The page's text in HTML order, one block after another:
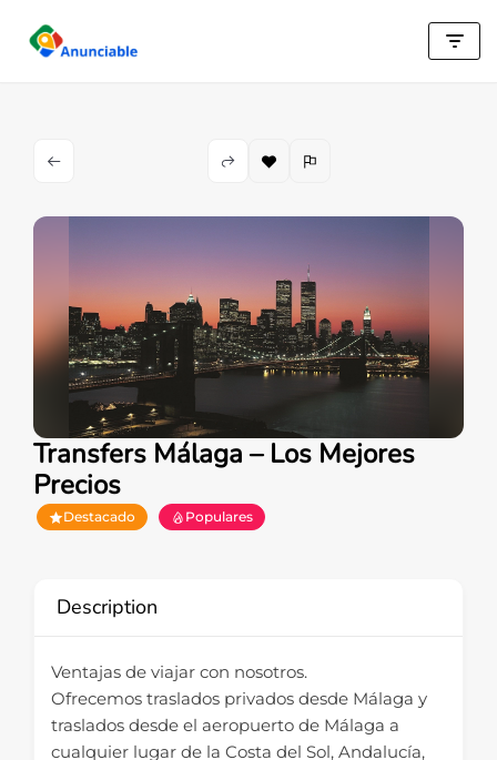
Saltar
Transfers Málaga – Los Mejores
Precios
Destacado Populares
Description
Ventajas de viajar con nosotros.
Ofrecemos traslados privados desde Málaga y
traslados desde el aeropuerto de Málaga a
cualquier lugar de la Costa del Sol, Andalucía,